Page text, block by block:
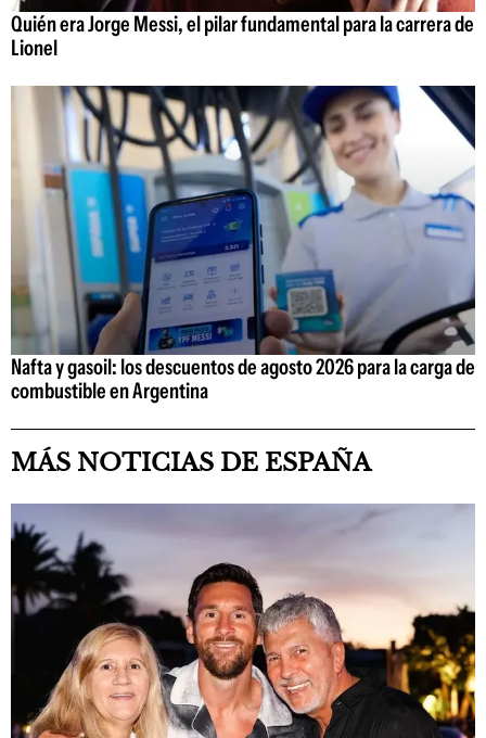
Quién era Jorge Messi, el pilar fundamental para la carrera de
Lionel
Nafta y gasoil: los descuentos de agosto 2026 para la carga de
combustible en Argentina
MÁS NOTICIAS DE ESPAÑA